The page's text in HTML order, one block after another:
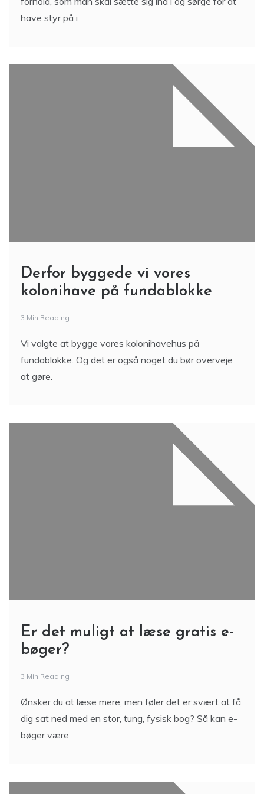
have styr på i
Derfor byggede vi vores
kolonihave på fundablokke
3 Min Reading
Vi valgte at bygge vores kolonihavehus på
fundablokke. Og det er også noget du bør overveje
at gøre.
Er det muligt at læse gratis e-
bøger?
3 Min Reading
Ønsker du at læse mere, men føler det er svært at få
dig sat ned med en stor, tung, fysisk bog? Så kan e-
bøger være